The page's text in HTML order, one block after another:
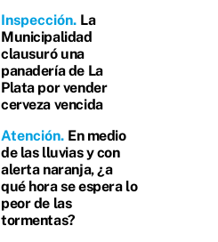
Inspección La
Municipalidad
clausuró una
panadería de La
Plata por vender
cerveza vencida
Atención En medio
de las lluvias y con
alerta naranja, ¿a
qué hora se espera lo
peor de las
tormentas?